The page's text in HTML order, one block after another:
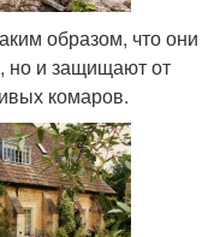
образом, что они
но и защищают от
комаров.